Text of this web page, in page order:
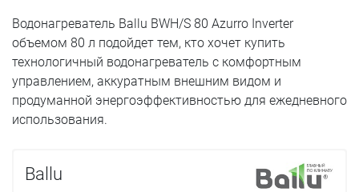
Водонагреватель Ballu BWH/S 80 Azurro Inverter
объемом 80 л подойдет тем, кто хочет купить
технологичный водонагреватель с комфортным
управлением, аккуратным внешним видом и
продуманной энергоэффективностью для ежедневного
использования.
Ballu